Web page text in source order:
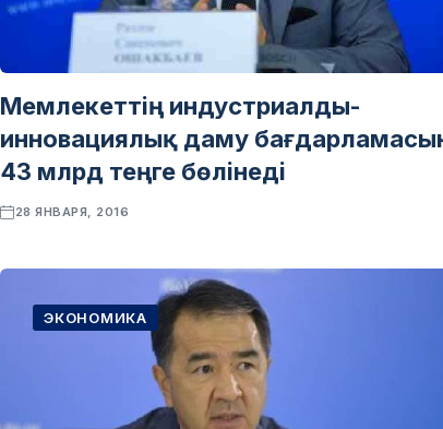
Мемлекеттің индустриалды-
инновациялық даму
43 млрд теңге бөлінеді
28 ЯНВАРЯ, 2016
ЭКОНОМИКА